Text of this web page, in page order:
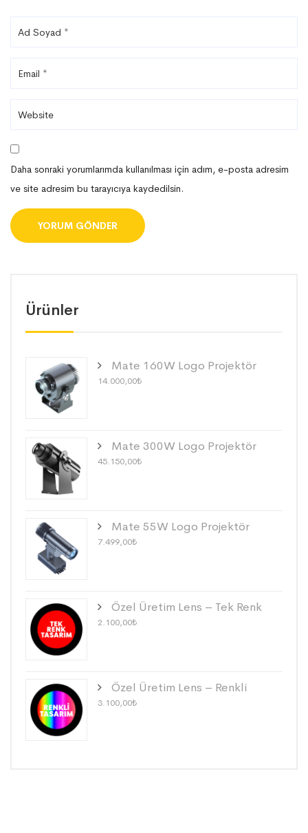
Ürünler
Mate 160W Logo Projektör
14.000,00₺
Mate 300W Logo Projektör
45.150,00₺
Mate 55W Logo Projektör
7.499,00₺
Özel Üretim Lens – Tek Renk
2.100,00₺
Özel Üretim Lens – Renkli
3.100,00₺
Daha sonraki yorumlarımda kullanılması için adım, e-posta adresim
ve site adresim bu tarayıcıya kaydedilsin.